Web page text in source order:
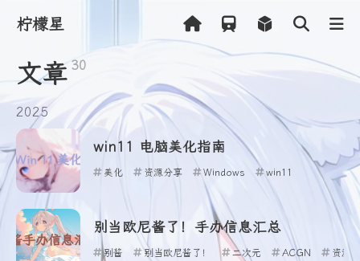
Shift 关闭快捷菜单
Shift A 打开控制台
Shift M 播放/暂停音乐
Shift L
柠檬星
文章 30
2025
win11 电脑美化指南
美化 资源分享 Windows win11
别当欧尼酱了！手办信息汇总
别酱 别当欧尼酱了！ 二次元 ACGN 资源